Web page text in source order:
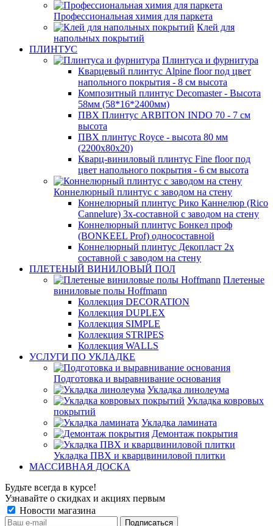
Профессиональная химия для паркета
Клей для
напольных покрытий
ПЛИНТУС
Плинтуса и фурнитура
Кварцевый плинтус Alpine floor под цвет
напольного покрытия - 8 см высота
Композитный плинтус Decomaster - Высота
58мм (58*16*2400мм)
ПВХ Плинтус ARBITON INDO 70 - 7 см
высота
ПВХ плинтус Royce - высота 80 мм
(2200x80x20)
Кварц-виниловый плинтус Fine floor под
цвет напольного покрытия - 6 см высота
Коннелюрный плинтус с заводом на стену
Коннелюрный плинтус Рико Каннелюр (Rico
Cannelure) 3х-составной с заводом на стену
Коннелюрный плинтус Бонкел проф
(BONKEEL Prof) односоставной
Коннелюрный плинтус Декопласт 2х
составной с заводом на стену
ПЛЕТЕНЫЙ ВИНИЛОВЫЙ ПОЛ
Плетеные
виниловые полы Hoffmann
Коллекция DECORATION
Коллекция DUPLEX
Коллекция SIMPLE
Коллекция STRIPES
Коллекция WALLS
УСЛУГИ ПО УКЛАДКЕ
Подготовка и выравнивание основания
Укладка линолеума
Укладка ковровых
покрытий
Укладка ламината
Демонтаж покрытия
Укладка ПВХ и кварцвиниловой плитки
МАССИВНАЯ ДОСКА
Будьте всегда в курсе!
Узнавайте о скидках и акциях первым
Новости магазина